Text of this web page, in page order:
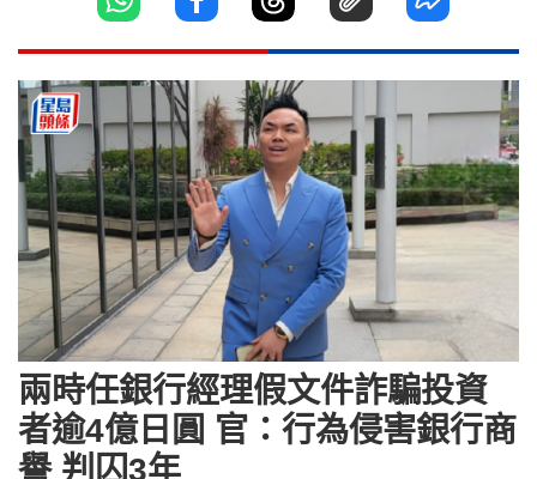
兩時任銀行經理假文件詐騙投資
者逾4億日圓 官：行為侵害銀行商
譽 判囚3年